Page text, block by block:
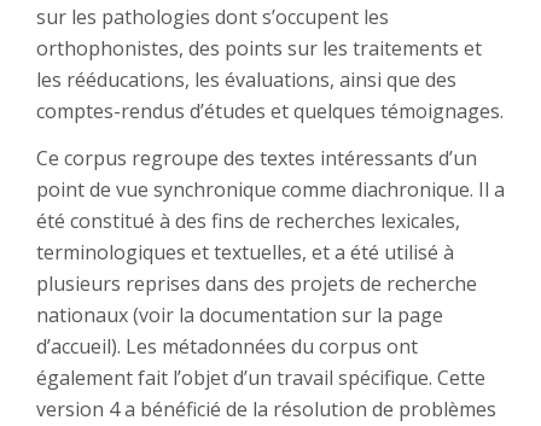
sur les pathologies dont s’occupent les
orthophonistes, des points sur les traitements et
les rééducations, les évaluations, ainsi que des
comptes-rendus d’études et quelques témoignages.
Ce corpus regroupe des textes intéressants d’un
point de vue synchronique comme diachronique. Il a
été constitué à des fins de recherches lexicales,
terminologiques et textuelles, et a été utilisé à
plusieurs reprises dans des projets de recherche
nationaux (voir la documentation sur la page
d’accueil). Les métadonnées du corpus ont
également fait l’objet d’un travail spécifique. Cette
version 4 a bénéficié de la résolution de problèmes